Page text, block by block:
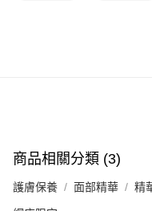
(澳門門市) 只顯示可選門
商品相關分類 (3)
護膚保養 面部精華 精